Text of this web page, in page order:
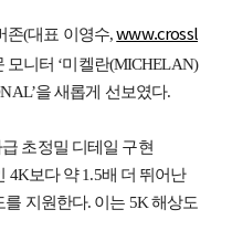
존(대표 이영수,www.crossl
모니터 ‘미켈란(MICHELAN)
을 새롭게 선보였다.
초정밀 디테일 구현
4K보다 약 1.5배 더 뛰어난
지원한다. 이는 5K 해상도